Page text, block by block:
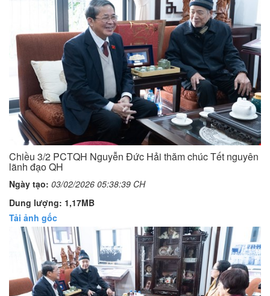
Chiều 3/2 PCTQH Nguyễn Đức Hải thăm chúc Tết nguyên
lãnh đạo QH
Ngày tạo: 03/02/2026 05:38:39 CH
Dung lượng: 1,17MB
Tải ảnh gốc